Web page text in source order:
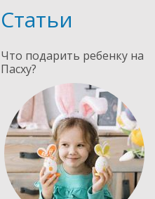
Статьи
Что подарить ребенку на
Пасху?